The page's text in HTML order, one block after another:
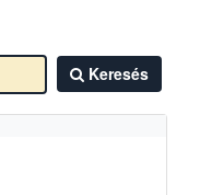
Keresés